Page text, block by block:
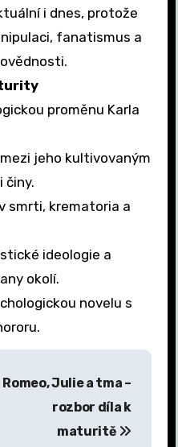
i dnes, protože
fanatismus a
proměnu Karla
jeho kultivovaným
činy.
smrti, krematoria a
ideologie a
okolí.
novelu s
Romeo, Julie a tma –
rozbor díla k
maturitě